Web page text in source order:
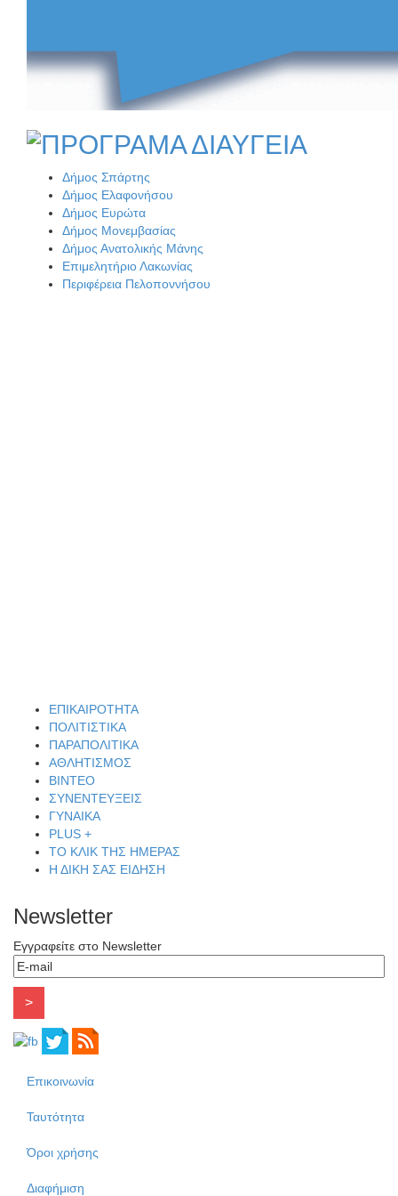
ΔΥΠΑ: Επιπλέον 8.000 επιδοτούμενες θέσεις στο πρόγραμμα
απασχόλησης ανέργων 55 ετών και άνω
Πού βρίσκεται το ιστορικό κέντρο της Σπάρτης;
Το δικό σας σχόλιο: Ρύποι
Δήμος Σπάρτης
Δήμος Ελαφονήσου
Δήμος Ευρώτα
Δήμος Μονεμβασίας
Δήμος Ανατολικής Μάνης
Επιμελητήριο Λακωνίας
Περιφέρεια Πελοποννήσου
ΕΠΙΚΑΙΡΟΤΗΤΑ
ΠΟΛΙΤΙΣΤΙΚΑ
ΠΑΡΑΠΟΛΙΤΙΚΑ
ΑΘΛΗΤΙΣΜΟΣ
ΒΙΝΤΕΟ
ΣΥΝΕΝΤΕΥΞΕΙΣ
ΓΥΝΑΙΚΑ
PLUS +
ΤΟ ΚΛΙΚ ΤΗΣ ΗΜΕΡΑΣ
Η ΔΙΚΗ ΣΑΣ ΕΙΔΗΣΗ
Newsletter
Εγγραφείτε στο Newsletter
Επικοινωνία
Ταυτότητα
Όροι χρήσης
Διαφήμιση